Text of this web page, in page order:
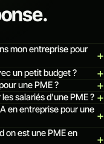
mon entreprise pour
un petit budget ?
une PME ?
salariés d'une PME ?
en entreprise pour une
on est une PME en